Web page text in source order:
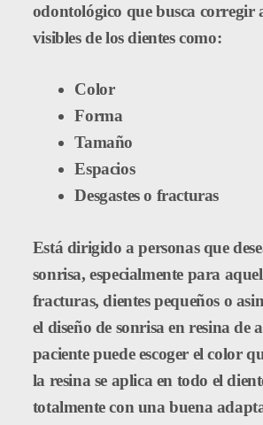
odontológico que busca corregir
visibles de los dientes como:
Color
Forma
Tamaño
Espacios
Desgastes o fracturas
Está dirigido a personas que
sonrisa, especialmente para
fracturas, dientes pequeños o
el diseño de sonrisa en resina de
paciente puede escoger el color
la resina se aplica en todo el
totalmente con una buena